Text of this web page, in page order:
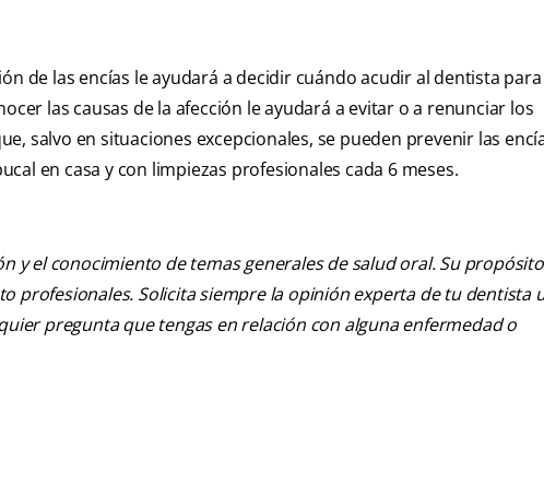
de las encías le ayudará a decidir cuándo acudir al dentista para
las causas de la afección le ayudará a evitar o a renunciar los
salvo en situaciones excepcionales, se pueden prevenir las
en casa y con limpiezas profesionales cada 6 meses.
y el conocimiento de temas generales de salud oral. Su propósito
profesionales. Solicita siempre la opinión experta de tu dentista
pregunta que tengas en relación con alguna enfermedad o